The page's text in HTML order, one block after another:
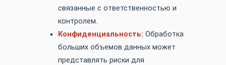
связанные с ответственностью и
контролем.
Конфиденциальность: Обработка
больших объемов данных может
представлять риски для